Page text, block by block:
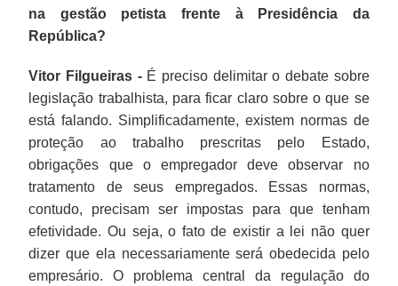
na gestão petista frente à Presidência da
República?
Vitor Filgueiras - É preciso delimitar o debate sobre
legislação trabalhista, para ficar claro sobre o que se
está falando. Simplificadamente, existem normas de
proteção ao trabalho prescritas pelo Estado,
obrigações que o empregador deve observar no
tratamento de seus empregados. Essas normas,
contudo, precisam ser impostas para que tenham
efetividade. Ou seja, o fato de existir a lei não quer
dizer que ela necessariamente será obedecida pelo
empresário. O problema central da regulação do